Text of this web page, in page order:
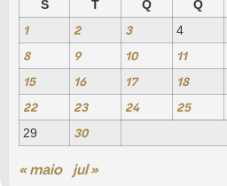
S
T Q Q
1 2 3 4
8 9 10 11
15 16 17 18
22 23 24 25
29
30
« maio jul »